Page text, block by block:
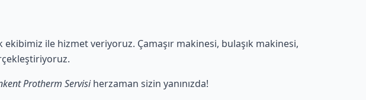
ile hizmet veriyoruz. Çamaşır makinesi, bulaşık makinesi,
Protherm Servisiherzaman sizin yanınızda!